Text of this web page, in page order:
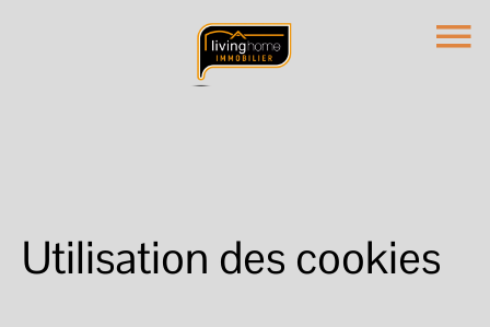
Utilisation des cookies